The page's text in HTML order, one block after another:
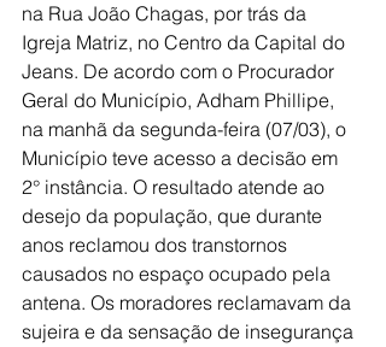
na Rua João Chagas, por trás da
Igreja Matriz, no Centro da Capital do
Jeans. De acordo com o Procurador
Geral do Município, Adham Phillipe,
na manhã da segunda-feira (07/03), o
Município teve acesso a decisão em
2° instância. O resultado atende ao
desejo da população, que durante
anos reclamou dos transtornos
causados no espaço ocupado pela
antena. Os moradores reclamavam da
sujeira e da sensação de insegurança